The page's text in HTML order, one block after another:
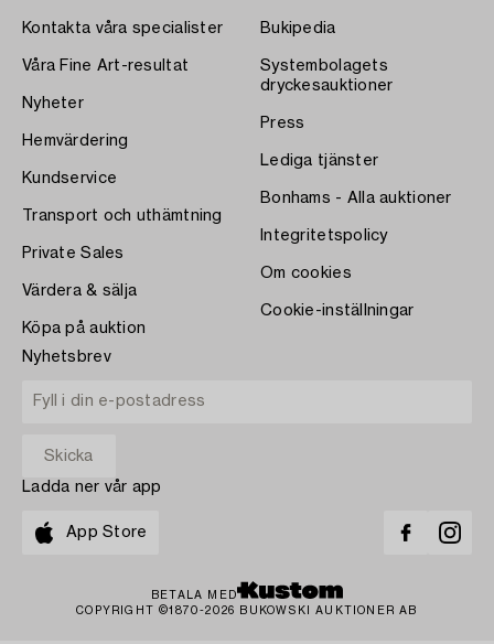
Kontakta våra specialister
Våra Fine Art-resultat
Nyheter
Hemvärdering
Kundservice
Transport och uthämtning
Private Sales
Värdera & sälja
Köpa på auktion
Bukipedia
Systembolagets
dryckesauktioner
Press
Lediga tjänster
Bonhams - Alla auktioner
Integritetspolicy
Om cookies
Cookie-inställningar
Nyhetsbrev
Ladda ner vår app
App Store
BETALA MED
COPYRIGHT ©1870-2026 BUKOWSKI AUKTIONER AB